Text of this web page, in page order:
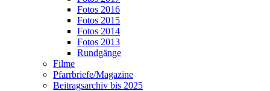
Fotos 2016
Fotos 2015
Fotos 2014
Fotos 2013
Rundgänge
Filme
Pfarrbriefe/Magazine
Beitragsarchiv bis 2025